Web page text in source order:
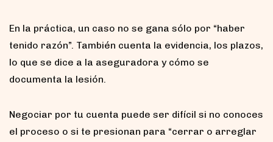
En la práctica, un caso no se gana sólo por “haber
tenido razón”. También cuenta la evidencia, los plazos,
lo que se dice a la aseguradora y cómo se
documenta la lesión.
Negociar por tu cuenta puede ser difícil si no conoces
el proceso o si te presionan para “cerrar o arreglar